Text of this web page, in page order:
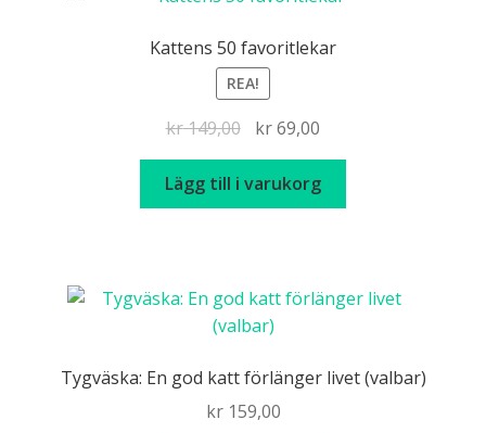
Kattens 50 favoritlekar
REA!
kr149,00
Det
ursprungliga
priset
var:
kr69,00
nuvarande
priset
är:
Lägg till i varukorg
Tygväska: En god katt förlänger livet (valbar)
kr159,00